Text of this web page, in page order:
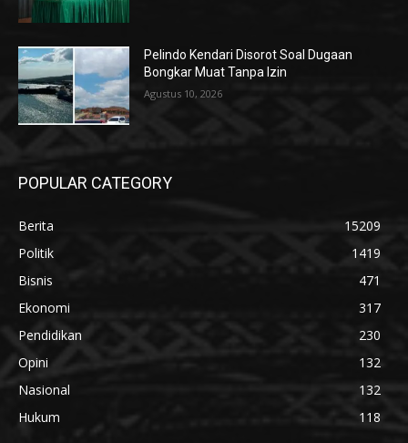
Pelindo Kendari Disorot Soal Dugaan
Bongkar Muat Tanpa Izin
Agustus 10, 2026
POPULAR CATEGORY
Berita
15209
Politik
1419
Bisnis
471
Ekonomi
317
Pendidikan
230
Opini
132
Nasional
132
Hukum
118